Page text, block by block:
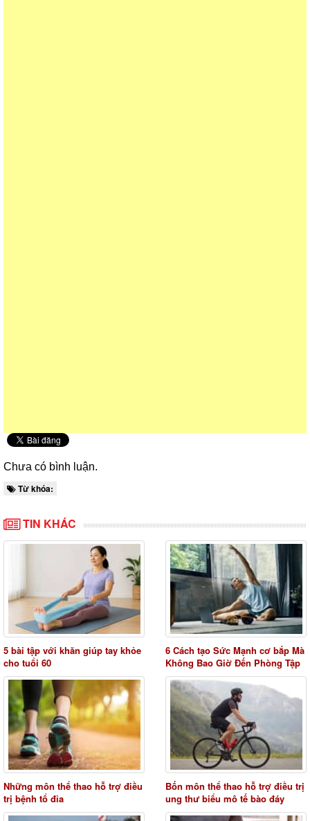
Chưa có bình luận.
Từ khóa:
TIN KHÁC
5 bài tập với khăn giúp tay khỏe
cho tuổi 60
6 Cách tạo Sức Mạnh cơ bắp Mà
Không Bao Giờ Đến Phòng Tập
Những môn thể thao hỗ trợ điều
trị bệnh tổ đỉa
Bốn môn thể thao hỗ trợ điều trị
ung thư biểu mô tế bào đáy